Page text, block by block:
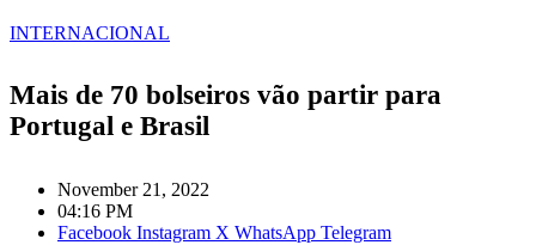
INTERNACIONAL
Mais de 70 bolseiros vão partir para
Portugal e Brasil
November 21, 2022
04:16 PM
Facebook Instagram X WhatsApp Telegram